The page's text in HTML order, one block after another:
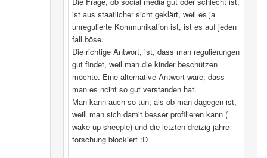
ist aus staatlicher sicht geklärt, weil es ja
unregulierte Kommunikation ist, ist es auf jeden
fall böse.
Die richtige Antwort, ist, dass man regulierungen
gut findet, weil man die kinder beschützen
möchte. Eine alternative Antwort wäre, dass
man es nciht so gut verstanden hat.
Man kann auch so tun, als ob man dagegen ist,
weill man sich damit besser profilieren kann (
wake-up-sheeple) und die letzten dreizig jahre
forschung blockiert :D